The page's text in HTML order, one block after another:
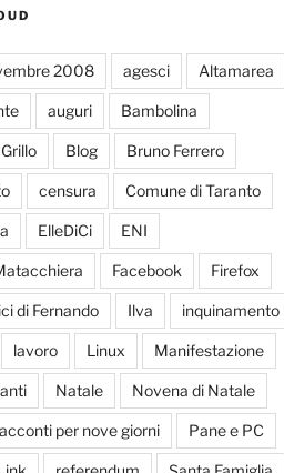
2008 agesci Altamarea
auguri Bambolina
Blog Bruno Ferrero
censura Comune di Taranto
ElleDiCi ENI
Facebook Firefox
di Fernando Ilva inquinamento
lavoro Linux Manifestazione
Natale Novena di Natale
per nove giorni Pane e PC